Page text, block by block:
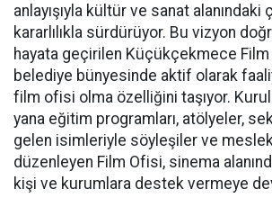
anlayışıyla kültür ve sanat alanındaki
kararlılıkla sürdürüyor. Bu vizyon
hayata geçirilen Küçükçekmece
belediye bünyesinde aktif olarak
film ofisi olma özelliğini taşıyor.
yana eğitim programları, atölyeler,
gelen isimleriyle söyleşiler ve
düzenleyen Film Ofisi, sinema
kişi ve kurumlara destek vermeye